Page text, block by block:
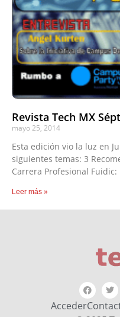
Revista Tech MX
mayo 25, 2014
Esta edición vio la luz en
siguientes temas: 3
Carrera Profesional
Leer más »
Acceder